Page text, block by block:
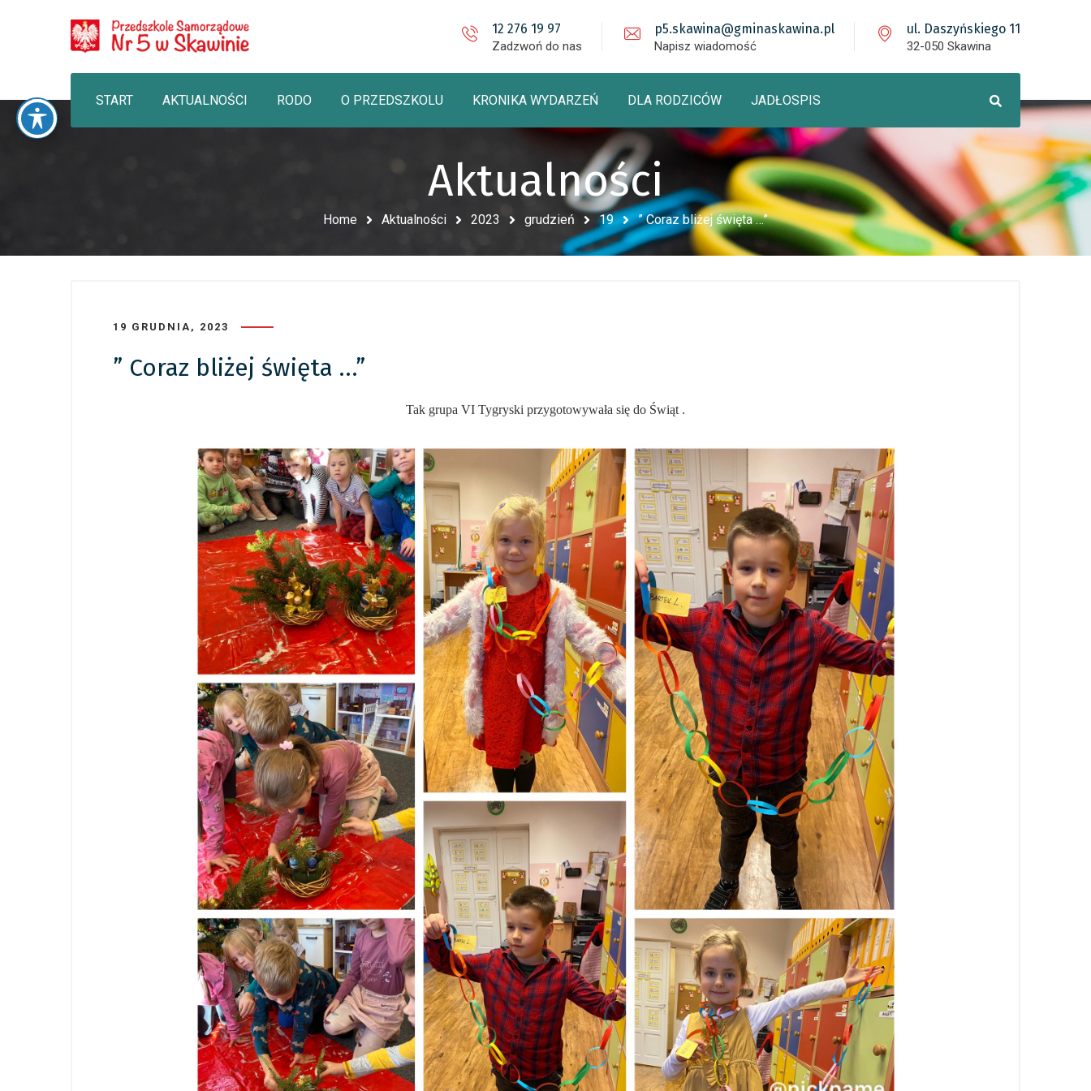
12 276 19 97
Zadzwoń do nas
p5.skawina@gminaskawina.pl
Napisz wiadomość
ul. Daszyńskiego 11
32-050 Skawina
START AKTUALNOŚCI RODO O PRZEDSZKOLU KRONIKA WYDARZEŃ DLA RODZICÓW JADŁOSPIS
Aktualności
Home Aktualności 2023 grudzień 19 ” Coraz bliżej święta …”
19 GRUDNIA, 2023
” Coraz bliżej święta …”
Tak grupa VI Tygryski przygotowywała się do Świąt .